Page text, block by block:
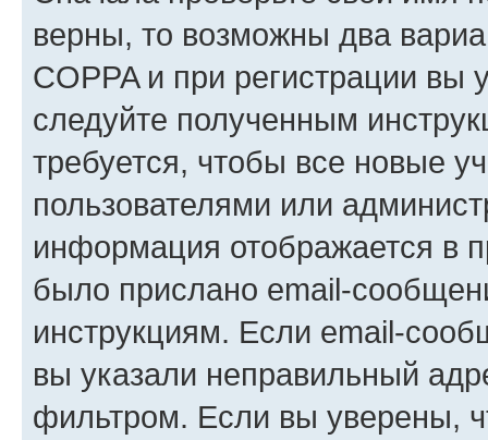
верны, то возможны два
COPPA и при регистрации вы
следуйте полученным
требуется, чтобы все новые
пользователями или
информация отображается в
было прислано email-
инструкциям. Если email-
вы указали неправильный
фильтром. Если вы уверены,